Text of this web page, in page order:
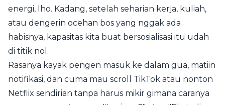
energi, lho. Kadang, setelah seharian kerja, kuliah,
atau dengerin ocehan bos yang nggak ada
habisnya, kapasitas kita buat bersosialisasi itu udah
di titik nol.
Rasanya kayak pengen masuk ke dalam gua, matiin
notifikasi, dan cuma mau scroll TikTok atau nonton
Netflix sendirian tanpa harus mikir gimana caranya